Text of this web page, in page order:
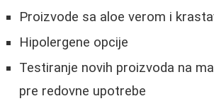
Proizvode sa aloe verom i
Hipolergene opcije
Testiranje novih proizvoda na
pre redovne upotrebe